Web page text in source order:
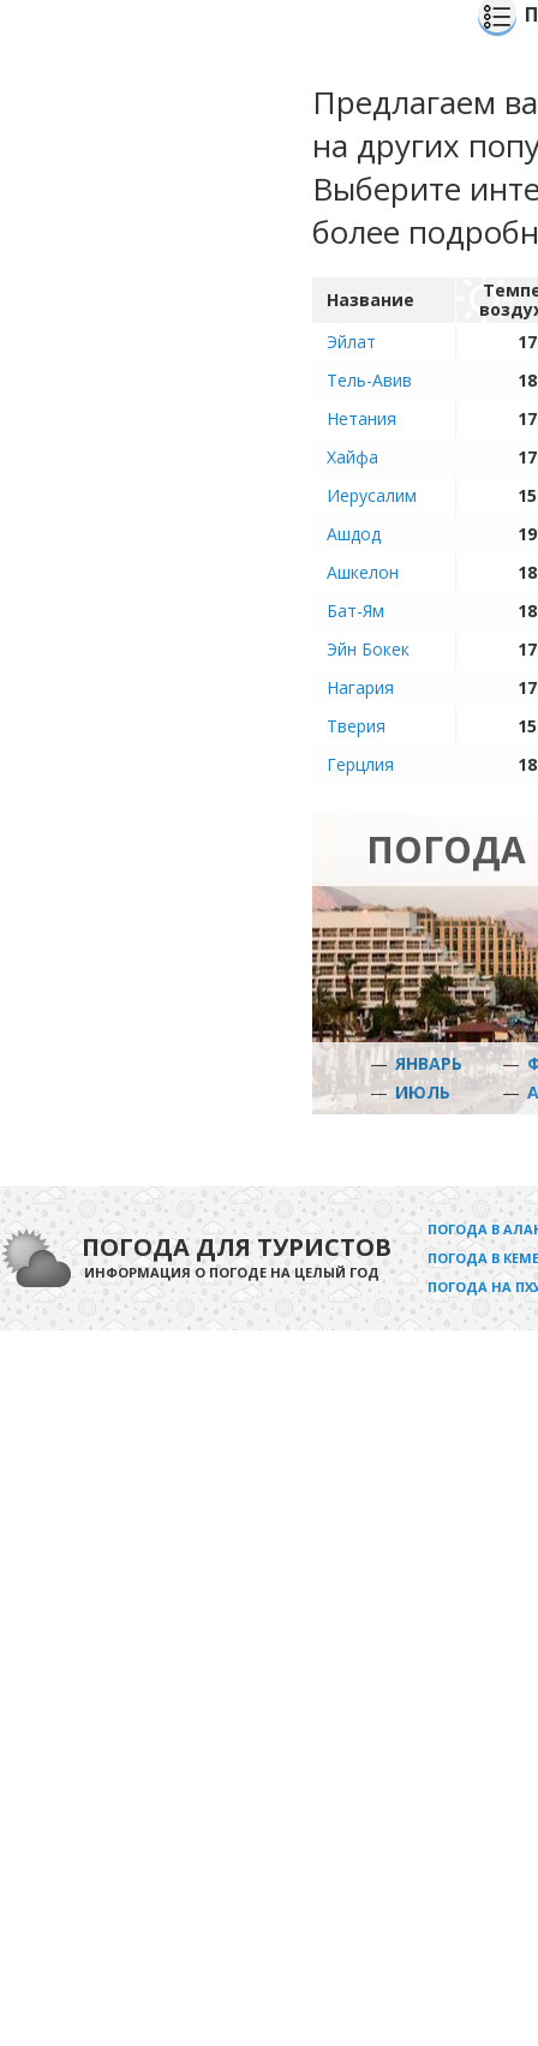
Предлагаем
на других
Выберите
более
Название
Эйлат
Тель-Авив
Нетания
Хайфа
Иерусалим
Ашдод
Ашкелон
Бат-Ям
Эйн Бокек
Нагария
Тверия
Герцлия
ПОГОДА
— ЯНВАРЬ —
— ИЮЛЬ —
ПОГОДА ДЛЯ ТУРИСТОВ
ИНФОРМАЦИЯ О ПОГОДЕ НА ЦЕЛЫЙ ГОД
ПОГОДА В
ПОГОДА В
ПОГОДА НА